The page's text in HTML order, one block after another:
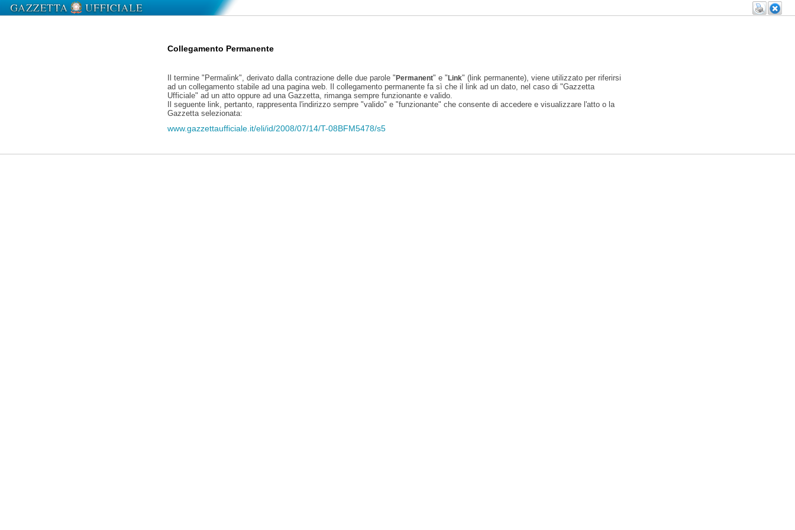
Collegamento Permanente
Il termine "Permalink", derivato dalla contrazione delle due parole "Permanent" e "Link" (link permanente), viene utilizzato per riferirsi
ad un collegamento stabile ad una pagina web. Il collegamento permanente fa sì che il link ad un dato, nel caso di "Gazzetta
Ufficiale" ad un atto oppure ad una Gazzetta, rimanga sempre funzionante e valido.
Il seguente link, pertanto, rappresenta l'indirizzo sempre "valido" e "funzionante" che consente di accedere e visualizzare l'atto o la
Gazzetta selezionata:
www.gazzettaufficiale.it/eli/id/2008/07/14/T-08BFM5478/s5